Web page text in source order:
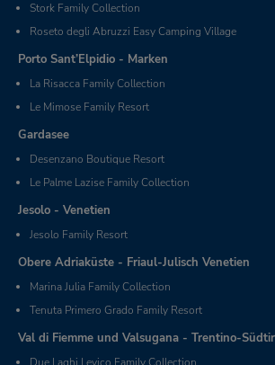
Stork Family Collection
Roseto degli Abruzzi Easy Camping Village
Porto Sant’Elpidio - Marken
La Risacca Family Collection
Le Mimose Family Resort
Gardasee
Desenzano Boutique Resort
Le Palme Lazise Family Collection
Jesolo - Venetien
Jesolo Family Resort
Obere Adriaküste - Friaul-Julisch Venetien
Marina Julia Family Collection
Tenuta Primero Grado Family Resort
Val di Fiemme und Valsugana - Trentino-